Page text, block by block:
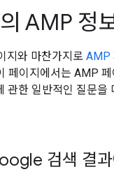
AMP 정
지와 마찬가지로 AMP
페이지에서는 AMP
관한 일반적인 질문
검색 결